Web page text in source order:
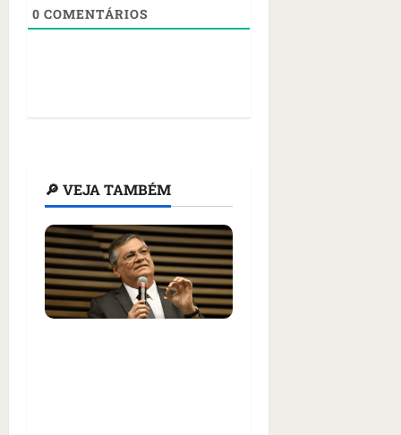
0 COMENTÁRIOS
🔎 VEJA TAMBÉM